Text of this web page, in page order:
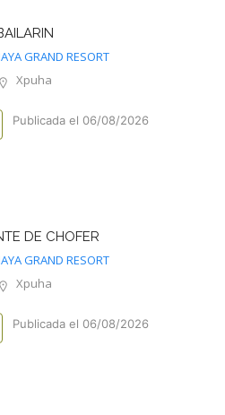
GRAND RESORT
Xpuha
Publicada el 06/08/2026
DE CHOFER
GRAND RESORT
Xpuha
Publicada el 06/08/2026